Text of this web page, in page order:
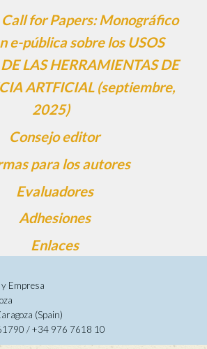
Call for Papers: Monográfico
e-pública sobre los USOS
LAS HERRAMIENTAS DE
ARTFICIAL (septiembre,
2025)
Consejo editor
para los autores
Evaluadores
Adhesiones
Enlaces
Empresa
(Spain)
/ +34 976 7618 10